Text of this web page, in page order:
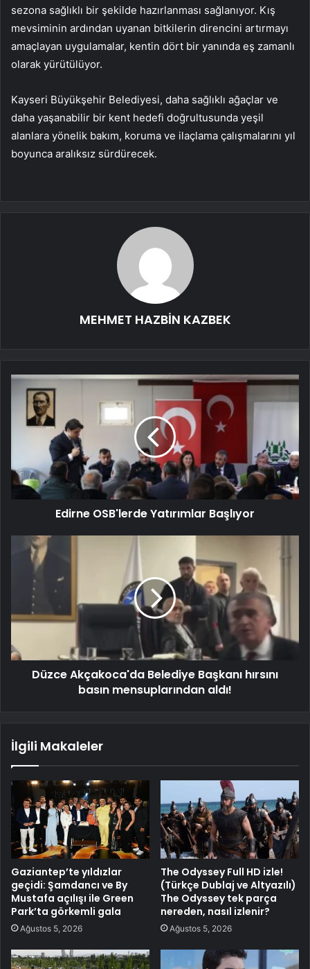
sezona sağlıklı bir şekilde hazırlanması sağlanıyor. Kış
mevsiminin ardından uyanan bitkilerin direncini artırmayı
amaçlayan uygulamalar, kentin dört bir yanında eş zamanlı
olarak yürütülüyor.
Kayseri Büyükşehir Belediyesi, daha sağlıklı ağaçlar ve
daha yaşanabilir bir kent hedefi doğrultusunda yeşil
alanlara yönelik bakım, koruma ve ilaçlama çalışmalarını yıl
boyunca aralıksız sürdürecek.
MEHMET HAZBİN KAZBEK
Edirne OSB'lerde Yatırımlar Başlıyor
Düzce Akçakoca'da Belediye Başkanı hırsını
basın mensuplarından aldı!
İlgili Makaleler
Gaziantep’te yıldızlar
geçidi: Şamdancı ve By
Mustafa açılışı ile Green
Park’ta görkemli gala
Ağustos 5, 2026
The Odyssey Full HD izle!
(Türkçe Dublaj ve Altyazılı)
The Odyssey tek parça
nereden, nasıl izlenir?
Ağustos 5, 2026